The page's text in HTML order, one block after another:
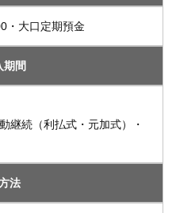
・大口定期預金
期間
継続（利払式・元加式）・
法